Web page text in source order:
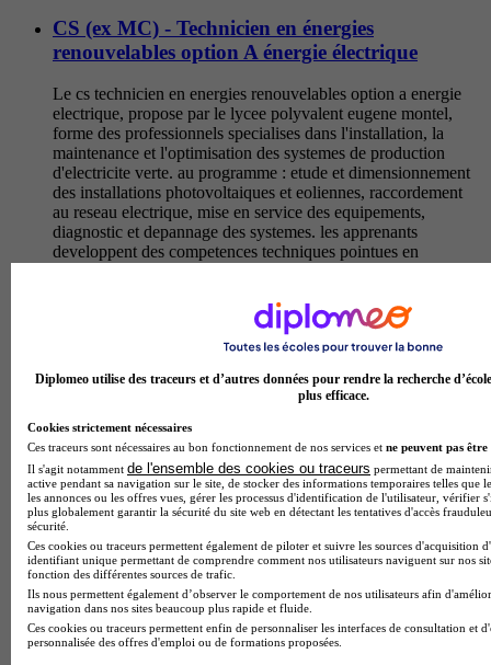
CS (ex MC) - Technicien en énergies
renouvelables option A énergie électrique
Le cs technicien en energies renouvelables option a energie
electrique, propose par le lycee polyvalent eugene montel,
forme des professionnels specialises dans l'installation, la
maintenance et l'optimisation des systemes de production
d'electricite verte. au programme : etude et dimensionnement
des installations photovoltaiques et eoliennes, raccordement
au reseau electrique, mise en service des equipements,
diagnostic et depannage des systemes. les apprenants
developpent des competences techniques pointues en
en gestion de projet energetique. cette formation prepare a
devenir technicien de maintenance en energies renouvelables,
installateur photovoltaique, technicien d'exploitation de parcs
eoliens ou encore conseiller en efficacite energetique. les
diplomes interviennent au sein d'entreprises d'installation
electrique, de bureaux d'etudes specialises ou de services de
maintenance, contribuant activement a la transition
energetique et au developpement durable.
Temps plein
En présentiel
CS (ex MC) - Technicien(ne) en chaudronnerie
aéronautique et spatiale
Le cs (ex mc) technicien(ne) en chaudronnerie aeronautique et
spatiale propose par le lycee polyvalent eugene montel forme
des specialistes capables de realiser des pieces et des
Diplomeo utilise des traceurs et d’autres données pour rendre la recherche
plus efficace.
Cookies strictement nécessaires
Ces traceurs sont nécessaires au bon fonctionnement de nos services et ne peuvent pas être
Il s'agit notamment de l'ensemble des cookies ou traceurs permettant de
active pendant sa navigation sur le site, de stocker des informations temporaires telles que
les annonces ou les offres vues, gérer les processus d'identification de l'utilisateur, vérifier
plus globalement garantir la sécurité du site web en détectant les tentatives d'accès
sécurité.
Ces cookies ou traceurs permettent également de piloter et suivre les sources d'acquisition
identifiant unique permettant de comprendre comment nos utilisateurs naviguent sur nos
fonction des différentes sources de trafic.
Ils nous permettent également d’observer le comportement de nos utilisateurs afin
navigation dans nos sites beaucoup plus rapide et fluide.
Ces cookies ou traceurs permettent enfin de personnaliser les interfaces de consultation et
personnalisée des offres d'emploi ou de formations proposées.